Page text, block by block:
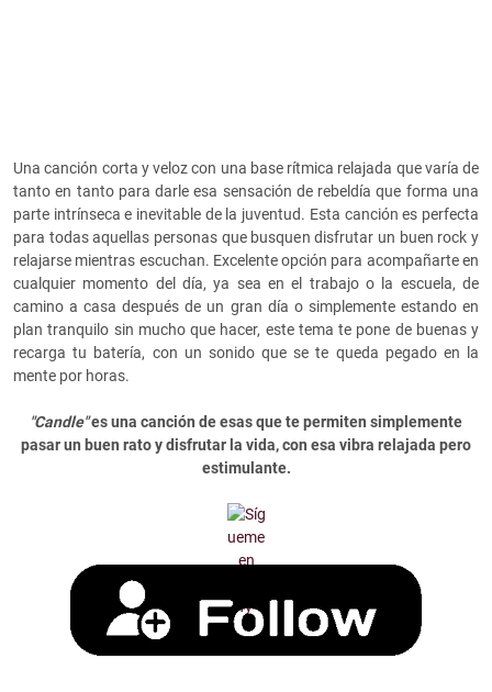
Una canción corta y veloz con una base rítmica relajada que varía de
tanto en tanto para darle esa sensación de rebeldía que forma una
parte intrínseca e inevitable de la juventud. Esta canción es perfecta
para todas aquellas personas que busquen disfrutar un buen rock y
relajarse mientras escuchan. Excelente opción para acompañarte en
cualquier momento del día, ya sea en el trabajo o la escuela, de
camino a casa después de un gran día o simplemente estando en
plan tranquilo sin mucho que hacer, este tema te pone de buenas y
recarga tu batería, con un sonido que se te queda pegado en la
mente por horas.
"Candle"es una canción de esas que te permiten simplemente
pasar un buen rato y disfrutar la vida, con esa vibra relajada pero
estimulante.